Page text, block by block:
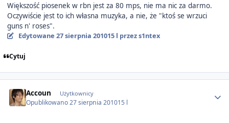
Większość piosenek w rbn jest za 80 mps, nie ma nic za darmo.
Oczywiście jest to ich własna muzyka, a nie, że "ktoś se wrzuci
guns n' roses".
Edytowane 27 sierpnia 201015 l przez s1ntex
Cytuj
Accoun Użytkownicy
Opublikowano27 sierpnia 201015 l